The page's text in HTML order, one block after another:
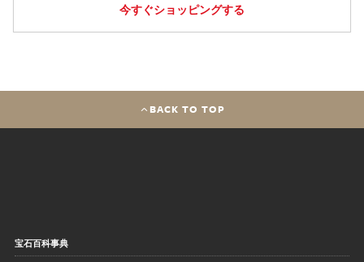
今すぐショッピングする
BACK TO TOP
宝石百科事典